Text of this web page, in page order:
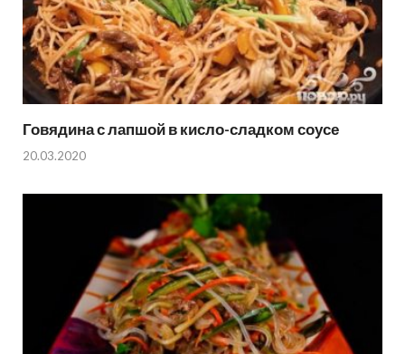
Говядина с лапшой в кисло-сладком соусе
20.03.2020